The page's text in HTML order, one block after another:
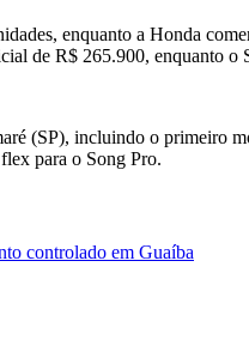
enquanto a Honda
de R$ 265.900, enquanto
(SP), incluindo o primeiro
para o Song Pro.